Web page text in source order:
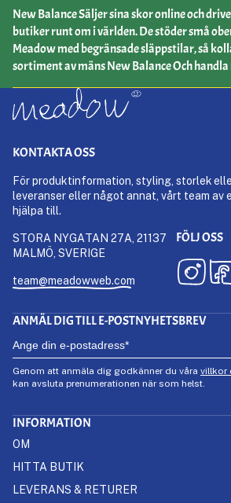
New Balance Säljer sina skor online och
butiker runt om i världen. De stöder små
Meadow med begränsade släppstilar, så
sortiment av mäns New Balance Och handla
KONTAKTA OSS
För produktinformation, styling, storlek
leveranser eller något annat, vårt team av
hjälpa till.
STORA NYGATAN 27A, 21137
MALMÖ, SVERIGE
team@meadowweb.com
FÖLJ OSS
ANMÄL DIG TILL E-POSTNYHETSBREV
Genom att anmäla dig godkänner du våra villkor
kan avsluta prenumerationen när som helst.
INFORMATION
OM
HITTA BUTIK
LEVERANS & RETURER